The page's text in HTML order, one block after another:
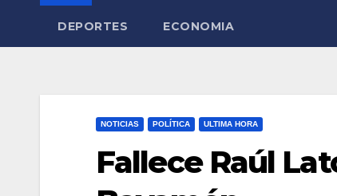
DEPORTES ECONOMIA
NOTICIAS POLÍTICA ULTIMA HORA
Fallece Raúl